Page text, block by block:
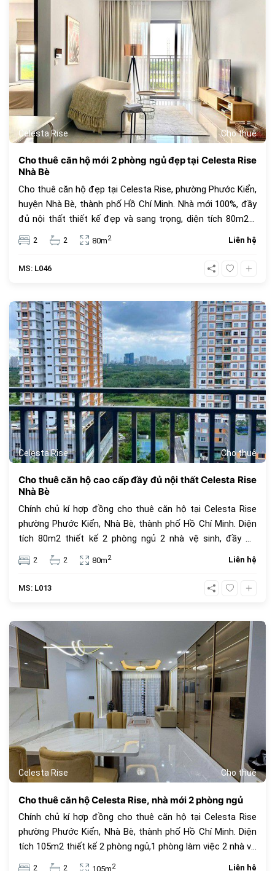
Celesta Rise Cho thuê
Cho thuê căn hộ mới 2 phòng ngủ đẹp tại Celesta Rise
Nhà Bè
Cho thuê căn hộ đẹp tại Celesta Rise, phường Phước Kiển,
huyện Nhà Bè, thành phố Hồ Chí Minh. Nhà mới 100%, đầy
đủ nội thất thiết kế đẹp và sang trọng, diện tích 80m2 2
phòng ngủ 2 nhà tắm, giá thuê 16 triệu chưa gồm phí quản
lí và các tiện ích khác.
2 2 80m2 Liên hệ
MS: L046
Celesta Rise Cho thuê
420
Cho thuê căn hộ cao cấp đầy đủ nội thất Celesta Rise
Nhà Bè
Chính chủ kí hợp đồng cho thuê căn hộ tại Celesta Rise
phường Phước Kiển, Nhà Bè, thành phố Hồ Chí Minh. Diện
tích 80m2 thiết kế 2 phòng ngủ 2 nhà vệ sinh, đầy đủ
trang thiết bị nội thất cao cấp, view thoáng mát, nhà mới
sạch đẹp, giá thuê 15 triệu VNĐ. Tiện ích dự án Celesta
Rise mang lại dành cho cư dân với những dịch vụ tiện nghi,
dài 200m, hồ tạo sóng và thác nước nhân tạo, hồ bơi cho
trẻ trên 5 tuổi, khu BBQ, khu cấm trại, sân tennis, sân bóng
rổ, sân golf mini, khu tắm hơi, Jacuzzi, khu hát karaoke,
trung tâm Gym và Yoga, công viên cho thú cưng, khu chiếu
phim ngoài trời, khu nhà trên cây, khu cắm trại,..
2 2 80m2 Liên hệ
MS: L013
Celesta Rise Cho thuê
387
Cho thuê căn hộ Celesta Rise, nhà mới 2 phòng ngủ
Chính chủ kí hợp đồng cho thuê căn hộ tại Celesta Rise
phường Phước Kiển, Nhà Bè, thành phố Hồ Chí Minh. Diện
tích 105m2 thiết kế 2 phòng ngủ,1 phòng làm việc 2 nhà vệ
sinh, nhà mới 100% đầy đủ trang thiết bị nội thất cao cấp,
2 2 105m2 Liên hệ